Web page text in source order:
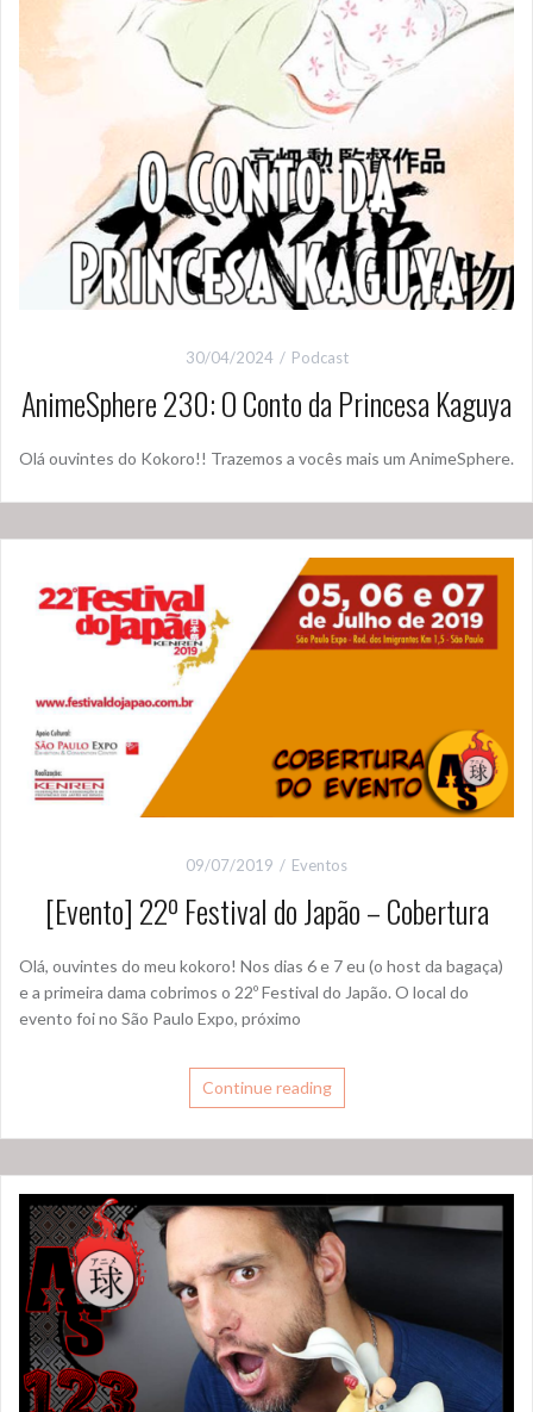
30/04/2024 Podcast
AnimeSphere 230: O Conto da Princesa Kaguya
Olá ouvintes do Kokoro!! Trazemos a vocês mais um AnimeSphere.
09/07/2019 Eventos
[Evento] 22º Festival do Japão – Cobertura
Olá, ouvintes do meu kokoro! Nos dias 6 e 7 eu (o host da bagaça)
e a primeira dama cobrimos o 22º Festival do Japão. O local do
evento foi no São Paulo Expo, próximo
Continue reading